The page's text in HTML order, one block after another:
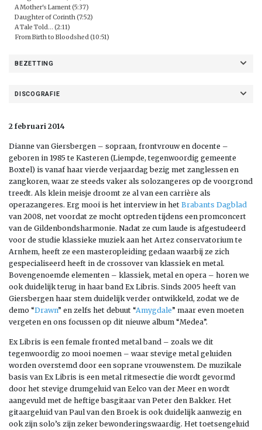
A Mother's Lament (5:37)
Daughter of Corinth (7:52)
A Tale Told... (2:11)
From Birth to Bloodshed (10:51)
BEZETTING
DISCOGRAFIE
2 februari 2014
Dianne van Giersbergen – sopraan, frontvrouw en docente –
geboren in 1985 te Kasteren (Liempde, tegenwoordig gemeente
Boxtel) is vanaf haar vierde verjaardag bezig met zanglessen en
zangkoren, waar ze steeds vaker als solozangeres op de voorgrond
treedt. Als klein meisje droomt ze al van een carrière als
operazangeres. Erg mooi is het interview in het Brabants Dagblad
van 2008, net voordat ze mocht optreden tijdens een promconcert
van de Gildenbondsharmonie. Nadat ze cum laude is afgestudeerd
voor de studie klassieke muziek aan het Artez conservatorium te
Arnhem, heeft ze een masteropleiding gedaan waarbij ze zich
gespecialiseerd heeft in de crossover van klassiek en metal.
Bovengenoemde elementen – klassiek, metal en opera – horen we
ook duidelijk terug in haar band Ex Libris. Sinds 2005 heeft van
Giersbergen haar stem duidelijk verder ontwikkeld, zodat we de
demo “Drawn” en zelfs het debuut “Amygdale” maar even moeten
vergeten en ons focussen op dit nieuwe album “Medea”.
Ex Libris is een female fronted metal band – zoals we dit
tegenwoordig zo mooi noemen – waar stevige metal geluiden
worden overstemd door een soprane vrouwenstem. De muzikale
basis van Ex Libris is een metal ritmesectie die wordt gevormd
door het stevige drumgeluid van Eelco van der Meer en wordt
aangevuld met de heftige basgitaar van Peter den Bakker. Het
gitaargeluid van Paul van den Broek is ook duidelijk aanwezig en
ook zijn solo’s zijn zeker bewonderingswaardig. Het toetsengeluid